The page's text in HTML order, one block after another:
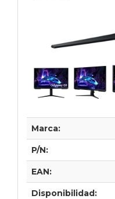
Marca:
P/N:
EAN:
Disponibilidad: